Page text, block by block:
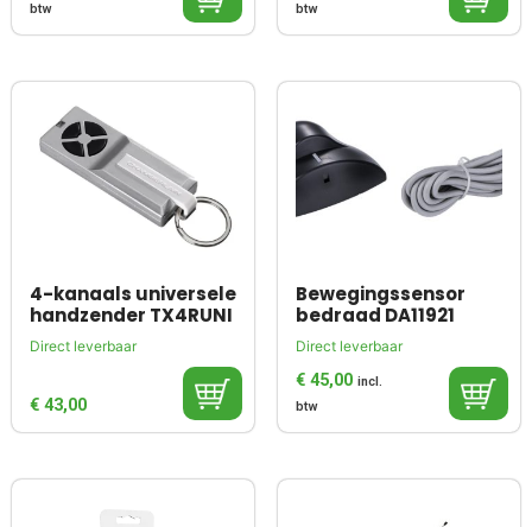
btw
btw
4-kanaals universele
handzender TX4RUNI
Direct leverbaar
€ 43,00
Bewegingssensor
bedraad DA11921
Direct leverbaar
€ 45,00 incl.
btw